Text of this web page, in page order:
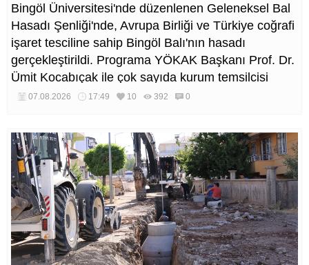
Bingöl Üniversitesi'nde düzenlenen Geleneksel Bal
Hasadı Şenliği'nde, Avrupa Birliği ve Türkiye coğrafi
işaret tesciline sahip Bingöl Balı'nın hasadı
gerçekleştirildi. Programa YÖKAK Başkanı Prof. Dr.
Ümit Kocabıçak ile çok sayıda kurum temsilcisi
katıldı.
07.08.2026 17:49 10 392 0